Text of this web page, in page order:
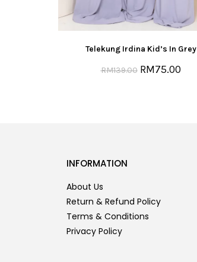
Telekung Irdina Kid’s In Grey
RM139.00 RM75.00
INFORMATION
About Us
Return & Refund Policy
Terms & Conditions
Privacy Policy